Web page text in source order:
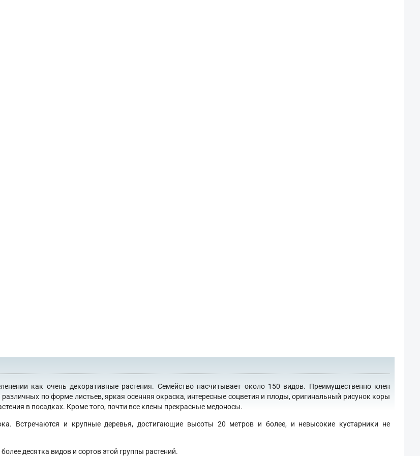
как очень декоративные растения. Семейство насчитывает около 150 видов. Преимущественно клен
по форме листьев, яркая осенняя окраска, интересные соцветия и плоды, оригинальный рисунок коры
в посадках. Кроме того, почти все клены прекрасные медоносы.
Встречаются и крупные деревья, достигающие высоты 20 метров и более, и невысокие кустарники не
десятка видов и сортов этой группы растений.